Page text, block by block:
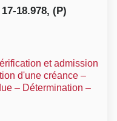
18.978, (P)
et admission
d'une créance –
– Détermination –